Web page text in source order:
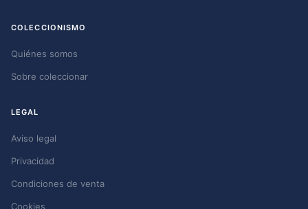
COLECCIONISMO
Quiénes somos
Sobre coleccionar
LEGAL
Aviso legal
Privacidad
Condiciones de venta
Cookies